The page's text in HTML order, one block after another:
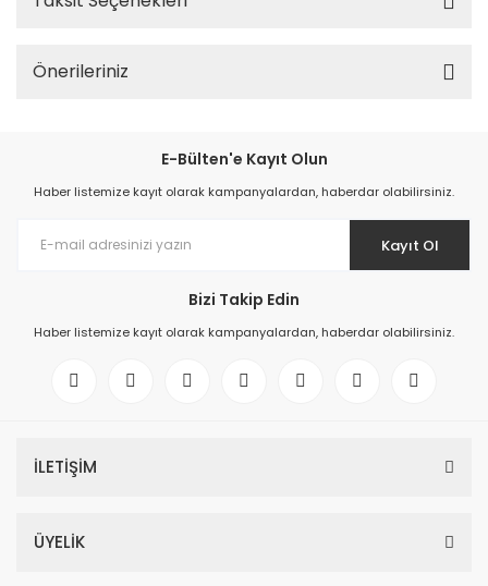
Önerileriniz
E-Bülten'e Kayıt Olun
Haber listemize kayıt olarak kampanyalardan, haberdar olabilirsiniz.
Kayıt Ol
Bizi Takip Edin
Haber listemize kayıt olarak kampanyalardan, haberdar olabilirsiniz.
İLETİŞİM
ÜYELİK